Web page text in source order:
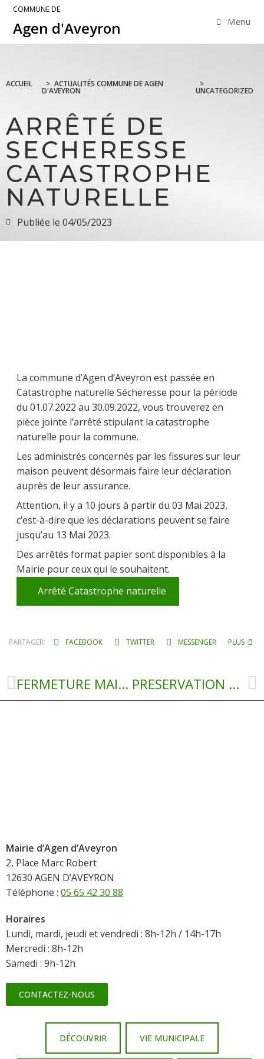
COMMUNE DE
Agen d'Aveyron Menu
ACCUEIL > ACTUALITÉS COMMUNE DE AGEN
D'AVEYRON
>
UNCATEGORIZED
ARRÊTÉ DE
SECHERESSE
CATASTROPHE
NATURELLE
Publiée le 04/05/2023
La commune d’Agen d’Aveyron est passée en
Catastrophe naturelle Sécheresse pour la période
du 01.07.2022 au 30.09.2022, vous trouverez en
pièce jointe l’arrêté stipulant la catastrophe
naturelle pour la commune.
Les administrés concernés par les fissures sur leur
maison peuvent désormais faire leur déclaration
auprès de leur assurance.
Attention, il y a 10 jours à partir du 03 Mai 2023,
c’est-à-dire que les déclarations peuvent se faire
jusqu’au 13 Mai 2023.
Des arrêtés format papier sont disponibles à la
Mairie pour ceux qui le souhaitent.
Arrêté Catastrophe naturelle
PARTAGER: FACEBOOK TWITTER MESSENGER PLUS
FERMETURE MAIRIE ET AGENCE POSTALE PRESERVATION DES PALANGES AGRICOLES
Mairie d’Agen d’Aveyron
2, Place Marc Robert
12630 AGEN D’AVEYRON
Téléphone : 05 65 42 30 88
Horaires
Lundi, mardi, jeudi et vendredi : 8h-12h / 14h-17h
Mercredi : 8h-12h
Samedi : 9h-12h
CONTACTEZ-NOUS
DÉCOUVRIR VIE MUNICIPALE